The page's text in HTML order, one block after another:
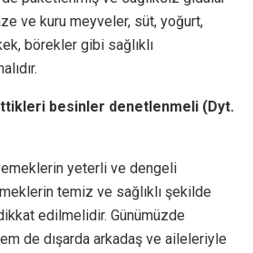
ve kuru meyveler, süt, yoğurt,
börekler gibi sağlıklı
besinler denetlenmeli (Dyt.
yeterli ve dengeli
temiz ve sağlıklı şekilde
edilmelidir. Günümüzde
de dışarda arkadaş ve aileleriyle